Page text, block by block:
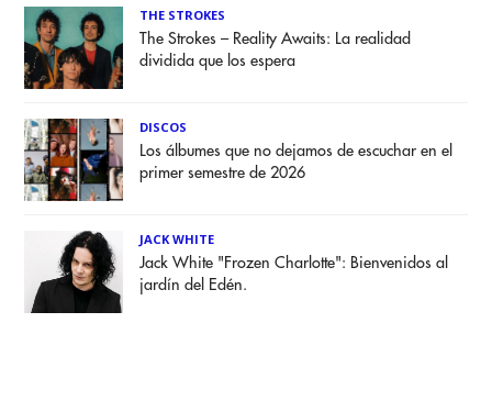
THE STROKES
The Strokes – Reality Awaits: La realidad
dividida que los espera
DISCOS
Los álbumes que no dejamos de escuchar en el
primer semestre de 2026
JACK WHITE
Jack White "Frozen Charlotte": Bienvenidos al
jardín del Edén.